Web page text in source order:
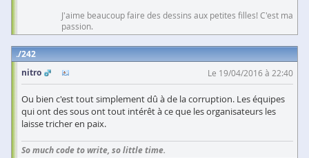
J'aime beaucoup faire des dessins aux petites filles! C'est ma
passion.
242
nitro
Le 19/04/2016 à 22:40
Ou bien c'est tout simplement dû à de la corruption. Les équipes
qui ont des sous ont tout intérêt à ce que les organisateurs les
laisse tricher en paix.
So much code to write, so little time.